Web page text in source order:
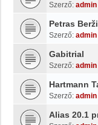
Szerző: admin
Petras
Szerző: admin
Gabitrial
Szerző: admin
Hartmann
Szerző: admin
Alias 20.1